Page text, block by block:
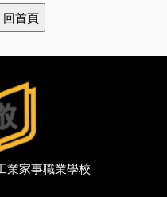
業家事職業學校